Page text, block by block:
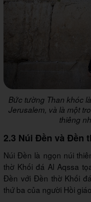
Bức tường Than khóc
Jerusalem, và là một
thiêng
2.3 Núi Đền và Đền
Núi Đền là ngọn núi
thờ Khối đá Al Aqssa
Đền với Đền thờ Khối
thứ ba của người Hồi